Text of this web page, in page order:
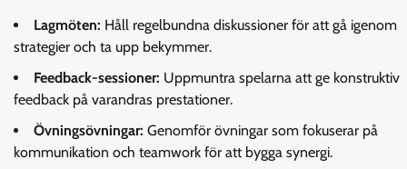
Lagmöten: Håll regelbundna diskussioner för att gå igenom
strategier och ta upp bekymmer.
Feedback-sessioner: Uppmuntra spelarna att ge konstruktiv
feedback på varandras prestationer.
Övningsövningar: Genomför övningar som fokuserar på
kommunikation och teamwork för att bygga synergi.